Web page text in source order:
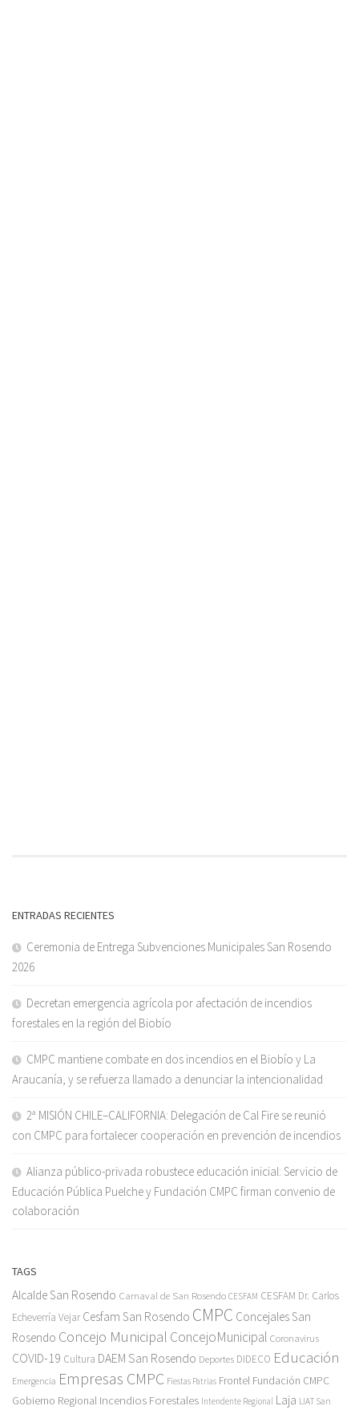
ENTRADAS RECIENTES
Ceremonia de Entrega Subvenciones Municipales San Rosendo
2026
Decretan emergencia agrícola por afectación de incendios
forestales en la región del Biobío
CMPC mantiene combate en dos incendios en el Biobío y La
Araucanía, y se refuerza llamado a denunciar la intencionalidad
2ª MISIÓN CHILE–CALIFORNIA: Delegación de Cal Fire se reunió
con CMPC para fortalecer cooperación en prevención de incendios
Alianza público-privada robustece educación inicial: Servicio de
Educación Pública Puelche y Fundación CMPC firman convenio de
colaboración
TAGS
Alcalde San Rosendo Carnaval de San Rosendo CESFAM CESFAM Dr. Carlos
Echeverría Vejar Cesfam San Rosendo CMPC Concejales San
Rosendo Concejo Municipal ConcejoMunicipal Coronavirus
COVID-19 Cultura DAEM San Rosendo Deportes DIDECO Educación
Emergencia Empresas CMPC Fiestas Patrias Frontel Fundación CMPC
Gobierno Regional Incendios Forestales Intendente Regional Laja LIAT San